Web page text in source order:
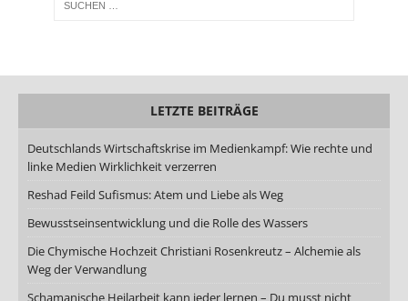
LETZTE BEITRÄGE
Deutschlands Wirtschaftskrise im Medienkampf: Wie rechte und
linke Medien Wirklichkeit verzerren
Reshad Feild Sufismus: Atem und Liebe als Weg
Bewusstseinsentwicklung und die Rolle des Wassers
Die Chymische Hochzeit Christiani Rosenkreutz – Alchemie als
Weg der Verwandlung
Schamanische Heilarbeit kann jeder lernen – Du musst nicht